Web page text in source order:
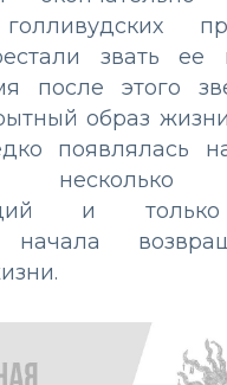
звать ее
после этого
образ
появлялась
несколько
и
начала